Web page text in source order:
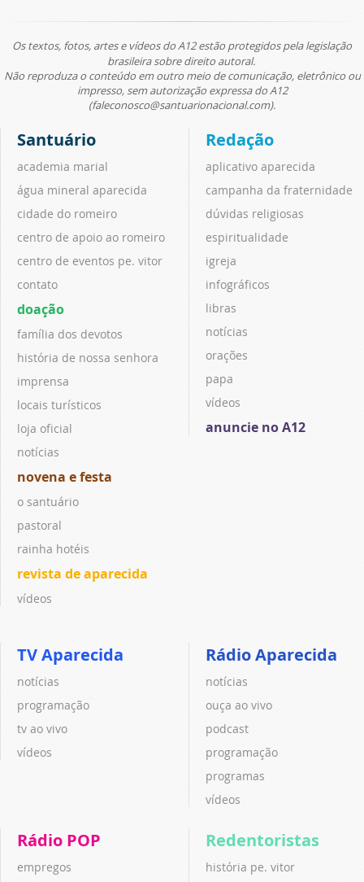
Os textos, fotos, artes e vídeos do A12 estão protegidos pela legislação
brasileira sobre direito autoral.
Não reproduza o conteúdo em outro meio de comunicação, eletrônico ou
impresso, sem autorização expressa do A12
(faleconosco@santuarionacional.com).
Santuário
academia marial
água mineral aparecida
cidade do romeiro
centro de apoio ao romeiro
centro de eventos pe. vitor
contato
doação
família dos devotos
história de nossa senhora
imprensa
locais turísticos
loja oficial
notícias
novena e festa
o santuário
pastoral
rainha hotéis
revista de aparecida
vídeos
Redação
aplicativo aparecida
campanha da fraternidade
dúvidas religiosas
espiritualidade
igreja
infográficos
libras
notícias
orações
papa
vídeos
anuncie no A12
TV Aparecida
notícias
programação
tv ao vivo
vídeos
Rádio Aparecida
notícias
ouça ao vivo
podcast
programação
programas
vídeos
Rádio POP
empregos
Redentoristas
história pe. vitor